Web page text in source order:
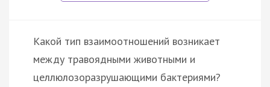
Какой тип взаимоотношений возникает
между травоядными животными и
целлюлозоразрушающими бактериями?